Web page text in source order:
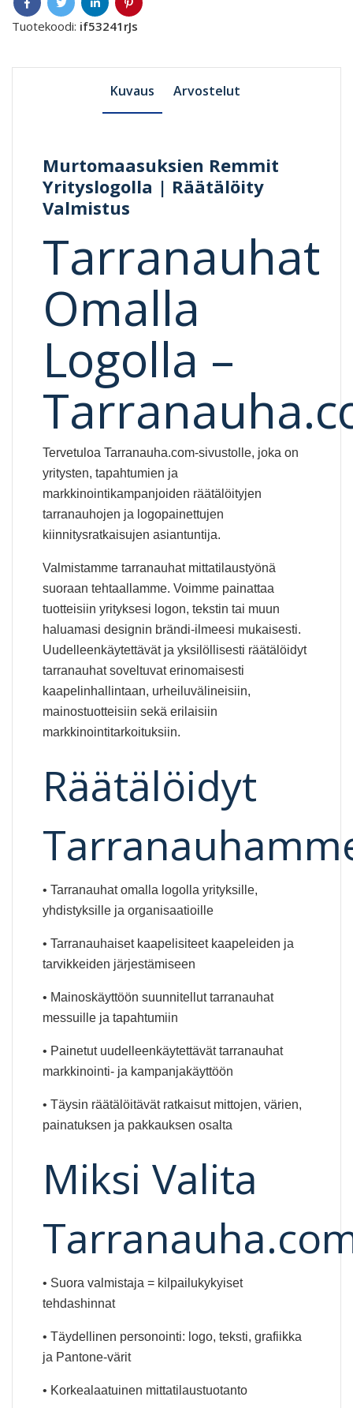
Tuotekoodi: if53241rJs
Kuvaus Arvostelut
Murtomaasuksien Remmit
Yrityslogolla | Räätälöity
Valmistus
Tarranauhat
Omalla
Logolla –
Tervetuloa Tarranauha.com-sivustolle, joka on
yritysten, tapahtumien ja
markkinointikampanjoiden räätälöityjen
tarranauhojen ja logopainettujen
kiinnitysratkaisujen asiantuntija.
Valmistamme tarranauhat mittatilaustyönä
suoraan tehtaallamme. Voimme painattaa
tuotteisiin yrityksesi logon, tekstin tai muun
haluamasi designin brändi-ilmeesi mukaisesti.
Uudelleenkäytettävät ja yksilöllisesti räätälöidyt
tarranauhat soveltuvat erinomaisesti
kaapelinhallintaan, urheiluvälineisiin,
mainostuotteisiin sekä erilaisiin
markkinointitarkoituksiin.
Räätälöidyt
• Tarranauhat omalla logolla yrityksille,
yhdistyksille ja organisaatioille
• Tarranauhaiset kaapelisiteet kaapeleiden ja
tarvikkeiden järjestämiseen
• Mainoskäyttöön suunnitellut tarranauhat
messuille ja tapahtumiin
• Painetut uudelleenkäytettävät tarranauhat
markkinointi- ja kampanjakäyttöön
• Täysin räätälöitävät ratkaisut mittojen, värien,
painatuksen ja pakkauksen osalta
Miksi Valita
• Suora valmistaja = kilpailukykyiset
tehdashinnat
• Täydellinen personointi: logo, teksti, grafiikka
ja Pantone-värit
• Korkealaatuinen mittatilaustuotanto